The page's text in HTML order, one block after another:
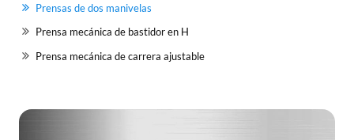
Prensas de dos manivelas
Prensa mecánica de bastidor en H
Prensa mecánica de carrera ajustable